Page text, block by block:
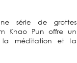
série de grottes
Khao Pun offre un
méditation et la